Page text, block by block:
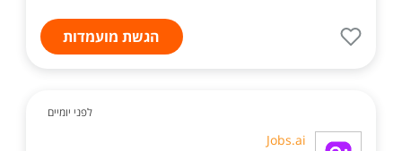
הגשת מועמדות
לפני יומיים
Jobs.ai